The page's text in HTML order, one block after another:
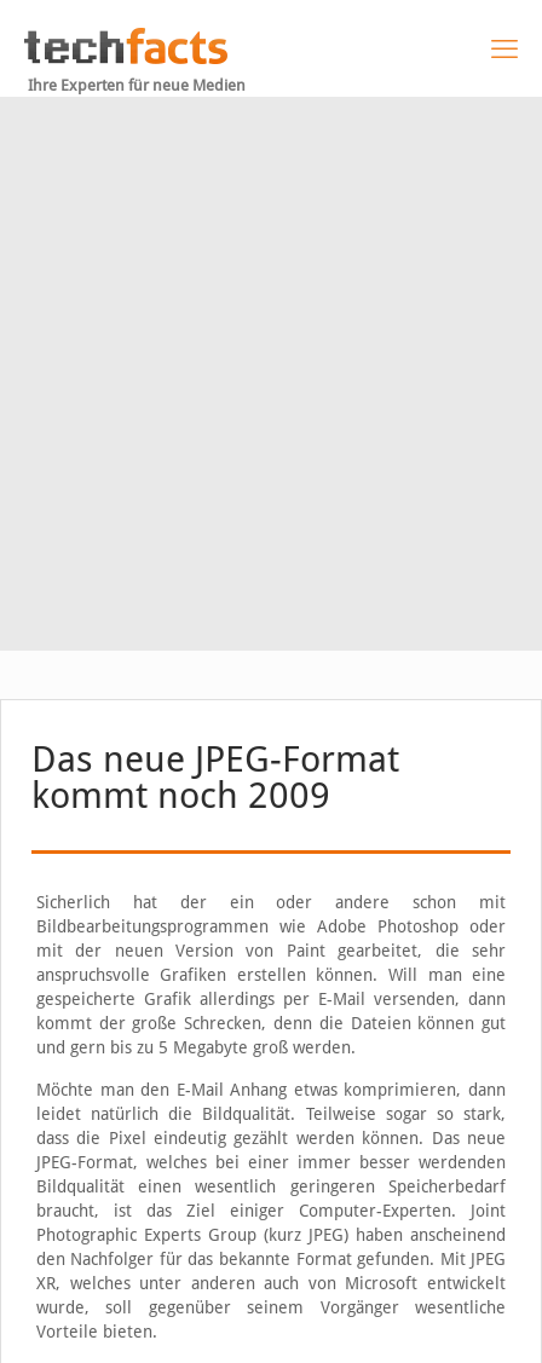
Ihre Experten für neue Medien
Das neue JPEG-Format
kommt noch 2009
Sicherlich hat der ein oder andere schon mit
Bildbearbeitungsprogrammen wie Adobe Photoshop oder
mit der neuen Version von Paint gearbeitet, die sehr
anspruchsvolle Grafiken erstellen können. Will man eine
gespeicherte Grafik allerdings per E-Mail versenden, dann
kommt der große Schrecken, denn die Dateien können gut
und gern bis zu 5 Megabyte groß werden.
Möchte man den E-Mail Anhang etwas komprimieren, dann
leidet natürlich die Bildqualität. Teilweise sogar so stark,
dass die Pixel eindeutig gezählt werden können. Das neue
JPEG-Format, welches bei einer immer besser werdenden
Bildqualität einen wesentlich geringeren Speicherbedarf
braucht, ist das Ziel einiger Computer-Experten. Joint
Photographic Experts Group (kurz JPEG) haben anscheinend
den Nachfolger für das bekannte Format gefunden. Mit JPEG
XR, welches unter anderen auch von Microsoft entwickelt
wurde, soll gegenüber seinem Vorgänger wesentliche
Vorteile bieten.